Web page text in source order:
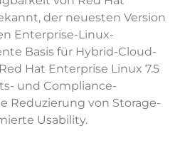
der neuesten Version
Enterprise-Linux-
Basis für Hybrid-Cloud-
Hat Enterprise Linux 7.5
und Compliance-
Reduzierung von Storage-
Usability.